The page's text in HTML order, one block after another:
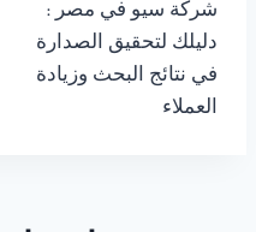
المقالات
شركة سيو في مصر :
دليلك لتحقيق الصدارة
في نتائج البحث وزيادة
العملاء